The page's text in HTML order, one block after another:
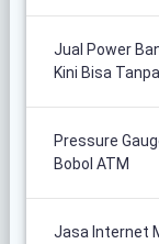
Jual Power
Kini Bisa
Pressure
Bobol ATM
Jasa Internet